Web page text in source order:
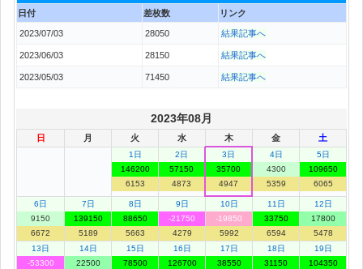
日付
差枚数 リンク
2023/07/03 28050 結果記事へ
2023/06/03 28150 結果記事へ
2023/05/03 71450 結果記事へ
2023年08月
日 月 火 水 木 金 土
1日
146200
6153
2日
57150
4873
3日
35700
4947
4日
4300
5359
5日
109650
6065
6日
9150
6672
7日
139150
5189
8日
88650
5663
9日
-21750
4279
10日
-19850
5992
11日
33750
6594
12日
17800
5478
13日
-53300
14日
22500
15日
78500
16日
126700
17日
38550
18日
31150
19日
104350